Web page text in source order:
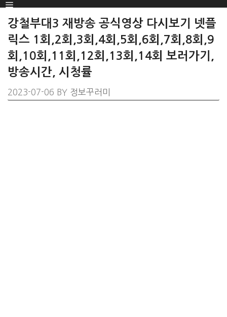
강철부대3 재방송 공식영상 다시보기 넷플
릭스 1회,2회,3회,4회,5회,6회,7회,8회,9
회,10회,11회,12회,13회,14회 보러가기,
방송시간, 시청률
2023-07-06 BY 정보꾸러미